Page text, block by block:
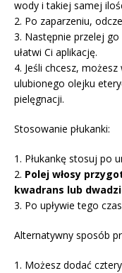
wody i takiej samej
2. Po zaparzeniu,
3. Następnie przelej
ułatwi Ci aplikację.
4. Jeśli chcesz,
ulubionego olejku
pielęgnacji.
Stosowanie płukanki:
1. Płukankę stosuj po
2. Polej włosy
kwadrans lub
3. Po upływie tego
Alternatywny sposób
1. Możesz dodać